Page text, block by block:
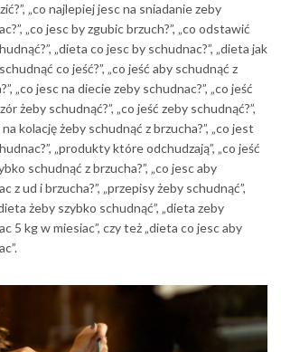
„co najlepiej jesc na sniadanie zeby
„co jesc by zgubic brzuch?”, „co odstawić
„dieta co jesc by schudnac?”, „dieta jak
co jeść?”, „co jeść aby schudnąć z
„co jesc na diecie zeby schudnac?”, „co jeść
żeby schudnąć?”, „co jeść zeby schudnąć?”,
na kolację żeby schudnąć z brzucha?”, „co jest
„produkty które odchudzają”, „co jeść
schudnąć z brzucha?”, „co jesc aby
z ud i brzucha?”, „przepisy żeby schudnąć”,
żeby szybko schudnąć”, „dieta zeby
5 kg w miesiac”, czy też „dieta co jesc aby